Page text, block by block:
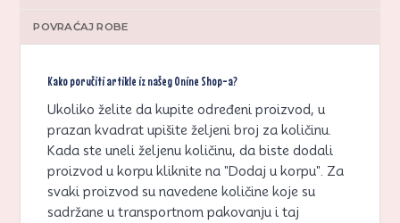
POVRAĆAJ ROBE
Kako poručiti artikle iz našeg Onine Shop-a?
Ukoliko želite da kupite određeni proizvod, u
prazan kvadrat upišite željeni broj za količinu.
Kada ste uneli željenu količinu, da biste dodali
proizvod u korpu kliknite na "Dodaj u korpu". Za
svaki proizvod su navedene količine koje su
sadržane u transportnom pakovanju i taj